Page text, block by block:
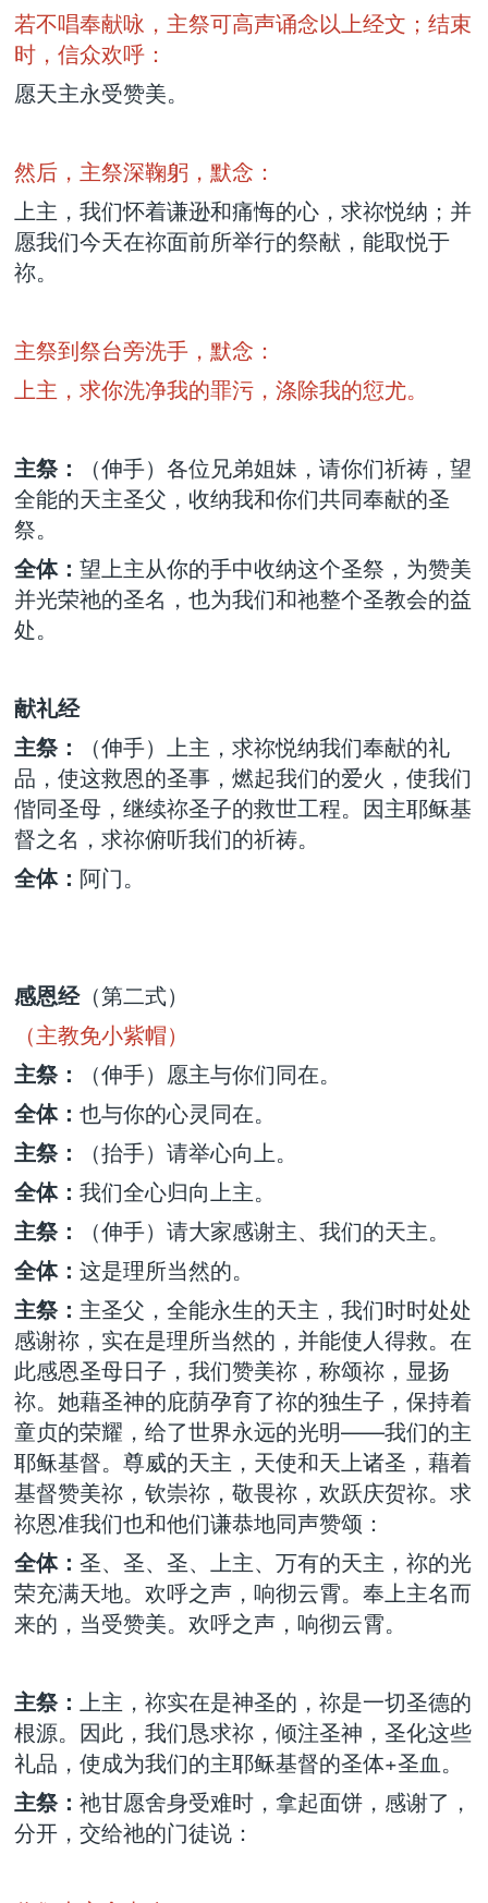
若不唱奉献咏，主祭可高声诵念以上经文；结束
时，信众欢呼：
愿天主永受赞美。
然后，主祭深鞠躬，默念：
上主，我们怀着谦逊和痛悔的心，求祢悦纳；并
愿我们今天在祢面前所举行的祭献，能取悦于
祢。
主祭到祭台旁洗手，默念：
上主，求你洗净我的罪污，涤除我的愆尤。
主祭：
（伸手）各位兄弟姐妹，请你们祈祷，望
全能的天主圣父，收纳我和你们共同奉献的圣
祭。
全体： 望上主从你的手中收纳这个圣祭，为赞美
并光荣祂的圣名，也为我们和祂整个圣教会的益
处。
献礼经
主祭：
（伸手）上主，求祢悦纳我们奉献的礼
品，使这救恩的圣事，燃起我们的爱火，使我们
偕同圣母，继续祢圣子的救世工程。因主耶稣基
督之名，求祢俯听我们的祈祷。
全体： 阿门。
感恩经（第二式）
（主教免小紫帽）
主祭：
（伸手）愿主与你们同在。
全体： 也与你的心灵同在。
主祭：
（抬手）请举心向上。
全体： 我们全心归向上主。
主祭：
（伸手）请大家感谢主、我们的天主。
全体： 这是理所当然的。
主祭： 主圣父，全能永生的天主，我们时时处处
感谢祢，实在是理所当然的，并能使人得救。在
此感恩圣母日子，我们赞美祢，称颂祢，显扬
祢。她藉圣神的庇荫孕育了祢的独生子，保持着
童贞的荣耀，给了世界永远的光明——我们的主
耶稣基督。尊威的天主，天使和天上诸圣，藉着
基督赞美祢，钦崇祢，敬畏祢，欢跃庆贺祢。求
祢恩准我们也和他们谦恭地同声赞颂：
全体： 圣、圣、圣、上主、万有的天主，祢的光
荣充满天地。欢呼之声，响彻云霄。奉上主名而
来的，当受赞美。欢呼之声，响彻云霄。
主祭： 上主，祢实在是神圣的，祢是一切圣德的
根源。因此，我们恳求祢，倾注圣神，圣化这些
礼品，使成为我们的主耶稣基督的圣体+圣血。
主祭： 祂甘愿舍身受难时，拿起面饼，感谢了，
分开，交给祂的门徒说：